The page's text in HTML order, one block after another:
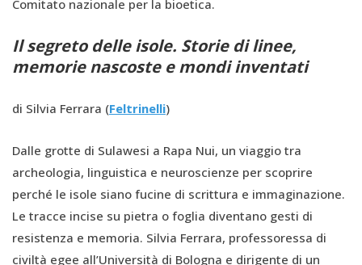
Comitato nazionale per la bioetica.
Il segreto delle isole. Storie di linee,
memorie nascoste e mondi inventati
di Silvia Ferrara (Feltrinelli)
Dalle grotte di Sulawesi a Rapa Nui, un viaggio tra
archeologia, linguistica e neuroscienze per scoprire
perché le isole siano fucine di scrittura e immaginazione.
Le tracce incise su pietra o foglia diventano gesti di
resistenza e memoria. Silvia Ferrara, professoressa di
civiltà egee all’Università di Bologna e dirigente di un